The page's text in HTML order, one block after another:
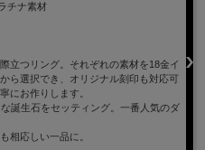
チナ素材
立つリング。それぞれの素材を18金イ
ら選択でき、オリジナル刻印も対応可
にお作りします。
誕生石をセッティング。一番人気のダ
相応しい一品に。